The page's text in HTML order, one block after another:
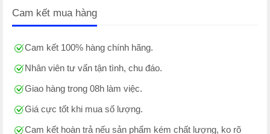
Cam kết mua hàng
Cam kết 100% hàng chính hãng.
Nhân viên tư vấn tận tình, chu đáo.
Giao hàng trong 08h làm việc.
Giá cực tốt khi mua số lượng.
Cam kết hoàn trả nếu sản phẩm kém chất lượng, ko rõ